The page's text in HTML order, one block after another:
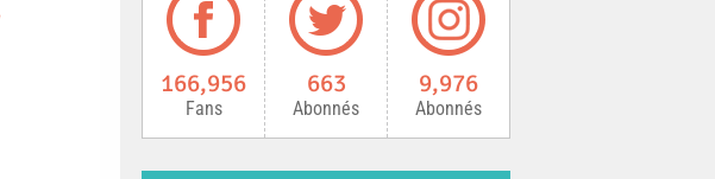
166,956
Fans
663
Abonnés
9,976
Abonnés